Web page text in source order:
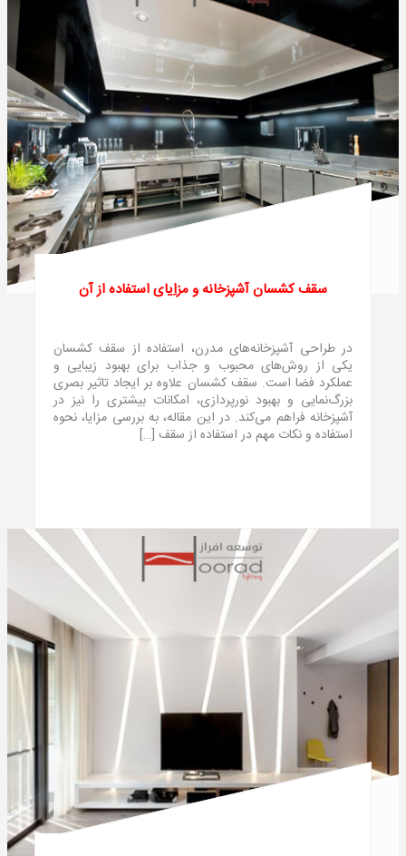
سقف کشسان آشپزخانه و مزاِیای استفاده از آن
در طراحی آشپزخانه‌های مدرن، استفاده از سقف کشسان
یکی از روش‌های محبوب و جذاب برای بهبود زیبایی و
عملکرد فضا است. سقف کشسان علاوه بر ایجاد تاثیر بصری
بزرگ‌نمایی و بهبود نورپردازی، امکانات بیشتری را نیز در
آشپزخانه فراهم می‌کند. در این مقاله، به بررسی مزایا، نحوه
استفاده و نکات مهم در استفاده از سقف […]